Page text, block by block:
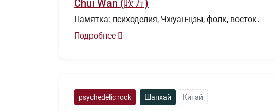
Chui Wan (吹万)
Памятка: психоделия, Чжуан-цзы, фолк, восток.
Подробнее
psychedelic rock Шанхай Китай